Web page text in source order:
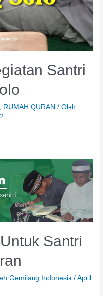
Santri
, RUMAH QURAN / Oleh
Santri
Gemilang Indonesia/April